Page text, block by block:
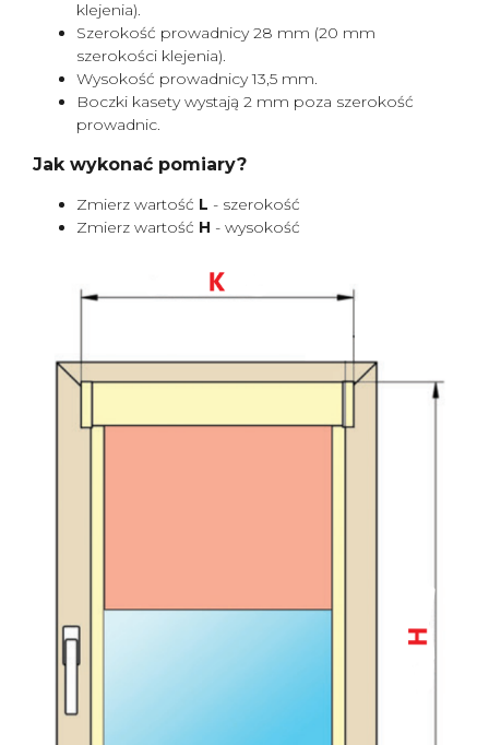
klejenia).
Szerokość prowadnicy 28 mm (20 mm
szerokości klejenia).
Wysokość prowadnicy 13,5 mm.
Boczki kasety wystają 2 mm poza szerokość
prowadnic.
Jak wykonać pomiary?
Zmierz wartość L - szerokość
Zmierz wartość H - wysokość